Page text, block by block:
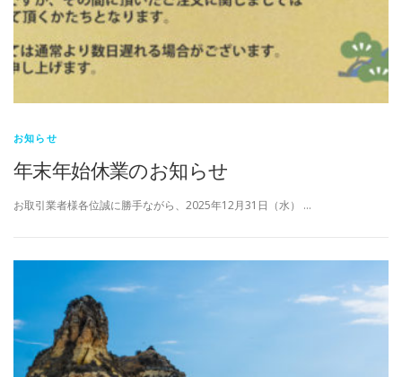
お知らせ
年末年始休業のお知らせ
お取引業者様各位誠に勝手ながら、2025年12月31日（水） …